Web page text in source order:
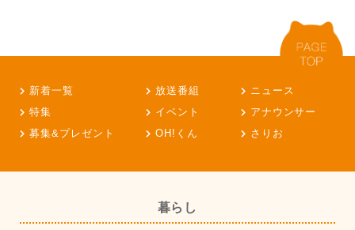
新着一覧 放送番組
ニュース
特集
イベント
アナウンサー
募集&プレゼント
OH!くん さりお
暮らし